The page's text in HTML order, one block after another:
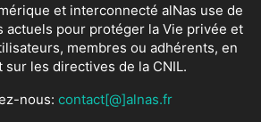
et interconnecté alNas use de
actuels pour protéger la Vie privée et
membres ou adhérents, en
sur les directives de la CNIL.
nous: contact[@]alnas.fr